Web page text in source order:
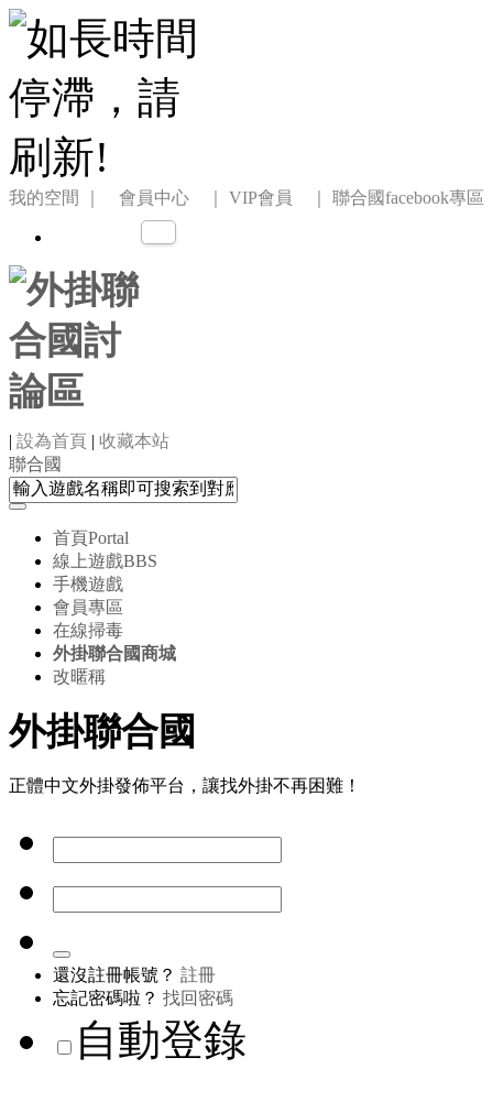
我的空間 ｜ 會員中心 ｜ VIP會員 ｜ 聯合國facebook專區
| 設為首頁 | 收藏本站
聯合國
首頁Portal
線上遊戲BBS
手機遊戲
會員專區
在線掃毒
外掛聯合國商城
改暱稱
外掛聯合國
正體中文外掛發佈平台，讓找外掛不再困難！
還沒註冊帳號？ 註冊
忘記密碼啦？ 找回密碼
自動登錄